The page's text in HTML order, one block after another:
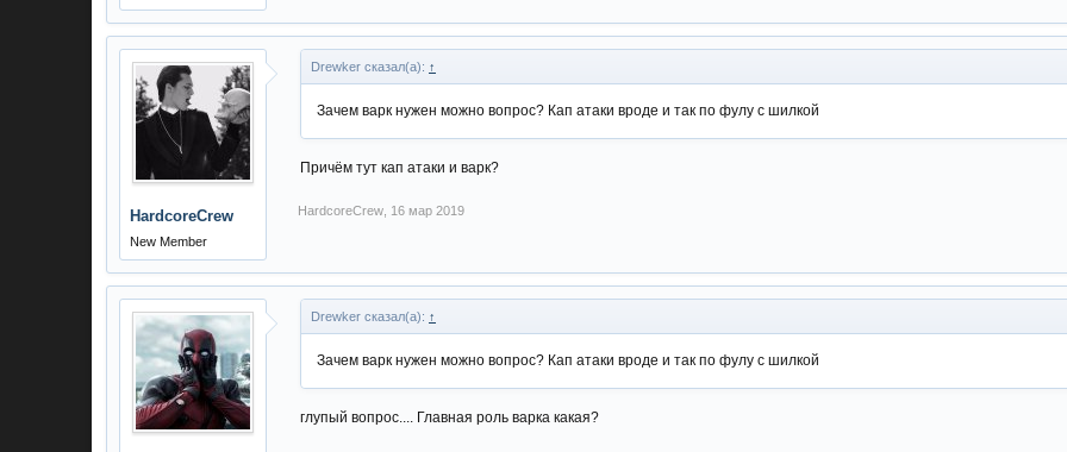
HardcoreCrew
New Member
Drewker сказал(а): ↑
Зачем варк нужен можно вопрос? Кап атаки вроде и так по фулу с шилкой
Причём тут кап атаки и варк?
HardcoreCrew 16 мар 2019
Drewker сказал(а): ↑
Зачем варк нужен можно вопрос? Кап атаки вроде и так по фулу с шилкой
глупый вопрос.... Главная роль варка какая?